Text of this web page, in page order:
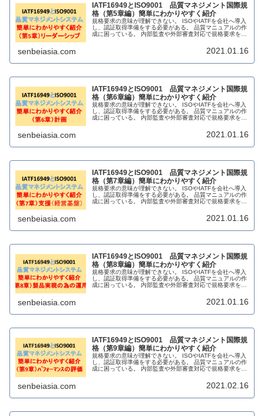
IATF16949とISO9001 品質マネジメント国際規
格（第5章編）簡単にわかりやすく紹介
規格要求の意味が理解できない。 ISOやIATFを会社へ導入
し、認証取得準備をする必要がある。 品質マニュアルの作
成に困っている。 内部監査や外部審査対応で規格要求を理
senbeiasia.com 2021.01.16
IATF16949とISO9001 品質マネジメント国際規
格（第6章編）簡単にわかりやすく紹介
規格要求の意味が理解できない。 ISOやIATFを会社へ導入
し、認証取得準備をする必要がある。 品質マニュアルの作
成に困っている。 内部監査や外部審査対応で規格要求を理
senbeiasia.com 2021.01.16
IATF16949とISO9001 品質マネジメント国際規
格（第7章編）簡単にわかりやすく紹介
規格要求の意味が理解できない。 ISOやIATFを会社へ導入
し、認証取得準備をする必要がある。 品質マニュアルの作
成に困っている。 内部監査や外部審査対応で規格要求を理
senbeiasia.com 2021.01.16
IATF16949とISO9001 品質マネジメント国際規
格（第8章編）簡単にわかりやすく紹介
規格要求の意味が理解できない。 ISOやIATFを会社へ導入
し、認証取得準備をする必要がある。 品質マニュアルの作
成に困っている。 内部監査や外部審査対応で規格要求を理
senbeiasia.com 2021.01.16
IATF16949とISO9001 品質マネジメント国際規
格（第9章編）簡単にわかりやすく紹介
規格要求の意味が理解できない。 ISOやIATFを会社へ導入
し、認証取得準備をする必要がある。 品質マニュアルの作
成に困っている。 内部監査や外部審査対応で規格要求を理
senbeiasia.com 2021.02.16